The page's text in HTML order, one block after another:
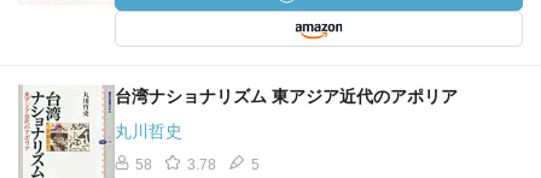
台湾ナショナリズム 東アジア近代のアポリア
丸川哲史
58 3.78 5